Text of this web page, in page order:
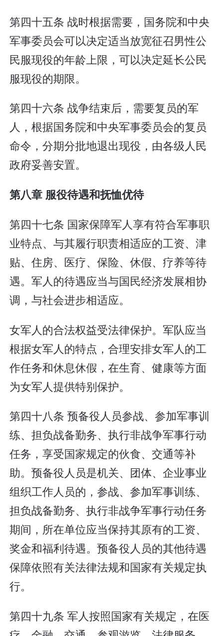
第四十五条 战时根据需要，国务院和中央
军事委员会可以决定适当放宽征召男性公
民服现役的年龄上限，可以决定延长公民
服现役的期限。
第四十六条 战争结束后，需要复员的军
人，根据国务院和中央军事委员会的复员
命令，分期分批地退出现役，由各级人民
政府妥善安置。
第八章 服役待遇和抚恤优待
第四十七条 国家保障军人享有符合军事职
业特点、与其履行职责相适应的工资、津
贴、住房、医疗、保险、休假、疗养等待
遇。军人的待遇应当与国民经济发展相协
调，与社会进步相适应。
女军人的合法权益受法律保护。军队应当
根据女军人的特点，合理安排女军人的工
作任务和休息休假，在生育、健康等方面
为女军人提供特别保护。
第四十八条 预备役人员参战、参加军事训
练、担负战备勤务、执行非战争军事行动
任务，享受国家规定的伙食、交通等补
助。预备役人员是机关、团体、企业事业
组织工作人员的，参战、参加军事训练、
担负战备勤务、执行非战争军事行动任务
期间，所在单位应当保持其原有的工资、
奖金和福利待遇。预备役人员的其他待遇
保障依照有关法律法规和国家有关规定执
行。
第四十九条 军人按照国家有关规定，在医